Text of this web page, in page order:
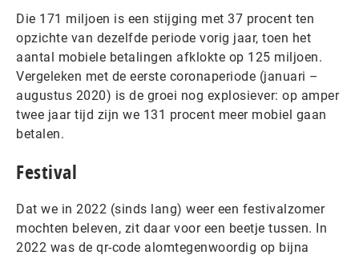
Die 171 miljoen is een stijging met 37 procent ten
opzichte van dezelfde periode vorig jaar, toen het
aantal mobiele betalingen afklokte op 125 miljoen.
Vergeleken met de eerste coronaperiode (januari –
augustus 2020) is de groei nog explosiever: op amper
twee jaar tijd zijn we 131 procent meer mobiel gaan
betalen.
Festival
Dat we in 2022 (sinds lang) weer een festivalzomer
mochten beleven, zit daar voor een beetje tussen. In
2022 was de qr-code alomtegenwoordig op bijna